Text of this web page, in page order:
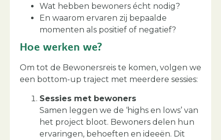
Wat hebben bewoners écht nodig?
En waarom ervaren zij bepaalde
momenten als positief of negatief?
Hoe werken we?
Om tot de Bewonersreis te komen, volgen we
een bottom-up traject met meerdere sessies:
Sessies met bewoners
Samen leggen we de ‘highs en lows’ van
het project bloot. Bewoners delen hun
ervaringen, behoeften en ideeën. Dit